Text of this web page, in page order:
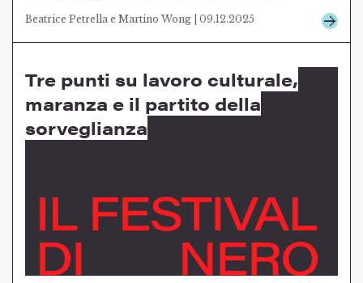
Beatrice Petrella e Martino Wong | 09.12.2025
Tre punti su lavoro culturale,
maranza e il partito della
sorveglianza